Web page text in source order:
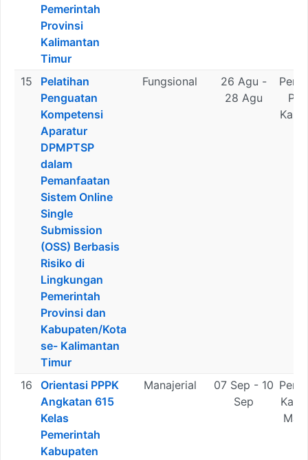
Pemerintah
Provinsi
Kalimantan
Timur
15
Pelatihan
Penguatan
Kompetensi
Aparatur
DPMPTSP
dalam
Pemanfaatan
Sistem Online
Single
Submission
(OSS) Berbasis
Risiko di
Lingkungan
Pemerintah
Provinsi dan
Kabupaten/Kota
se- Kalimantan
Timur
Fungsional
26 Agu -
28 Agu
16
Orientasi PPPK
Angkatan 615
Kelas
Pemerintah
Kabupaten
Manajerial
07 Sep - 10
Sep